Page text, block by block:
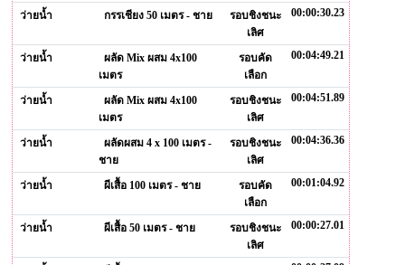
ว่ายน้ำ กรรเชียง 50 เมตร - ชาย
รอบชิงชนะ
เลิศ
00:00:30.23
ว่ายน้ำ
ผลัด Mix ผสม 4x100
เมตร
รอบคัด
เลือก
00:04:49.21
ว่ายน้ำ
ผลัด Mix ผสม 4x100
เมตร
รอบชิงชนะ
เลิศ
00:04:51.89
ว่ายน้ำ
ผลัดผสม 4 x 100 เมตร -
ชาย
รอบชิงชนะ
เลิศ
00:04:36.36
ว่ายน้ำ ผีเสื้อ 100 เมตร - ชาย
รอบคัด
เลือก
00:01:04.92
ว่ายน้ำ ผีเสื้อ 50 เมตร - ชาย
รอบชิงชนะ
เลิศ
00:00:27.01